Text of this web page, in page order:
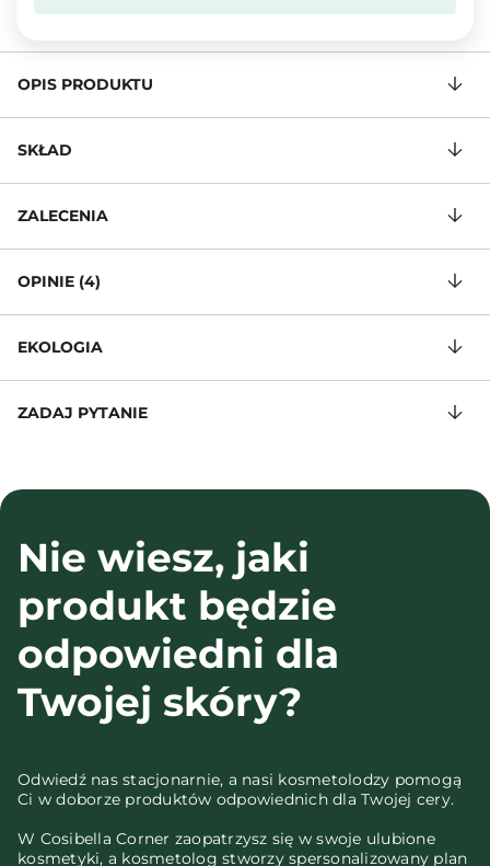
OPIS PRODUKTU
SKŁAD
ZALECENIA
OPINIE (4)
EKOLOGIA
ZADAJ PYTANIE
Nie wiesz, jaki
produkt będzie
odpowiedni dla
Twojej skóry?
Odwiedź nas stacjonarnie, a nasi kosmetolodzy pomogą
Ci w doborze produktów odpowiednich dla Twojej cery.
W Cosibella Corner zaopatrzysz się w swoje ulubione
kosmetyki, a kosmetolog stworzy spersonalizowany plan